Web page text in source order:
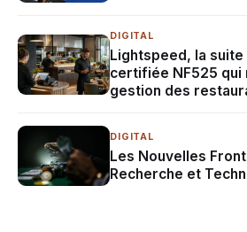
DIGITAL
Lightspeed, la
certifiée NF525 qui
gestion des
DIGITAL
Les Nouvelles
Recherche et